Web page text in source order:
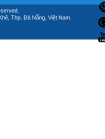
Thp. Đà Nẵng, Việt Nam.